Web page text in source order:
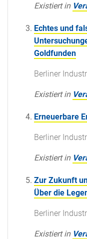
Existiert in
Echtes und
Goldfunden
Berliner
Existiert in
Erneuerbare
Berliner
Existiert in
Zur Zukunft
Über die
Berliner
Existiert in